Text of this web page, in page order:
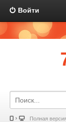
Войти
Полная